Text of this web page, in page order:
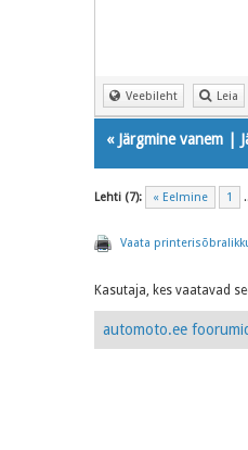
Veebileht Leia
« Järgmine vanem
Lehti (7): « Eelmine 1
Vaata
Kasutaja, kes vaatavad
automoto.ee